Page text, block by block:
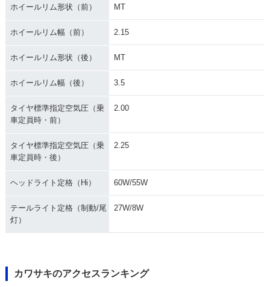
ホイールリム形状（前） MT
ホイールリム幅（前） 2.15
ホイールリム形状（後） MT
ホイールリム幅（後） 3.5
タイヤ標準指定空気圧（乗
車定員時・前）
2.00
タイヤ標準指定空気圧（乗
車定員時・後）
2.25
ヘッドライト定格（Hi） 60W/55W
テールライト定格（制動/尾
灯）
27W/8W
カワサキのアクセスランキング